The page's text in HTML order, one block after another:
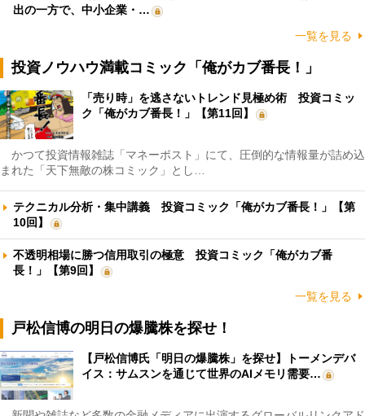
出の一方で、中小企業・…
一覧を見る
投資ノウハウ満載コミック「俺がカブ番長！」
「売り時」を逃さないトレンド見極め術 投資コミッ
ク「俺がカブ番長！」【第11回】
かつて投資情報雑誌「マネーポスト」にて、圧倒的な情報量が詰め込
まれた「天下無敵の株コミック」とし…
テクニカル分析・集中講義 投資コミック「俺がカブ番長！」【第
10回】
不透明相場に勝つ信用取引の極意 投資コミック「俺がカブ番
長！」【第9回】
一覧を見る
戸松信博の明日の爆騰株を探せ！
【戸松信博氏「明日の爆騰株」を探せ】トーメンデバ
イス：サムスンを通じて世界のAIメモリ需要…